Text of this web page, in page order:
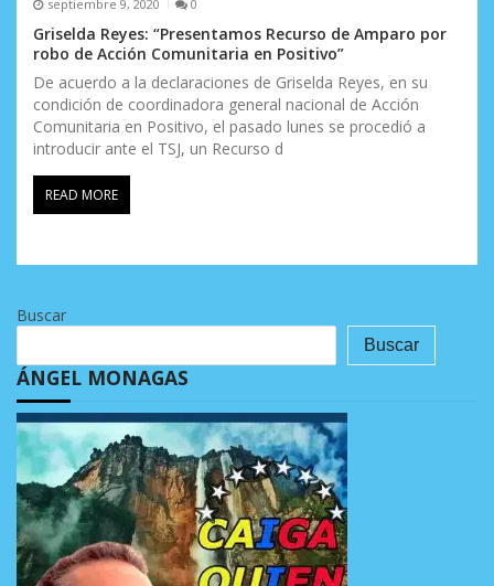
septiembre 9, 2020 0
Griselda Reyes: “Presentamos Recurso de Amparo por
robo de Acción Comunitaria en Positivo”
De acuerdo a la declaraciones de Griselda Reyes, en su
condición de coordinadora general nacional de Acción
Comunitaria en Positivo, el pasado lunes se procedió a
introducir ante el TSJ, un Recurso d
READ MORE
Buscar
Buscar
ÁNGEL MONAGAS